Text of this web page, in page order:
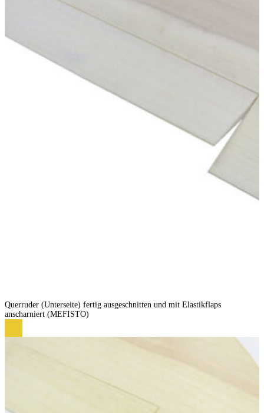
Querruder (Unterseite) fertig ausgeschnitten und mit Elastikflaps
anscharniert (MEFISTO)